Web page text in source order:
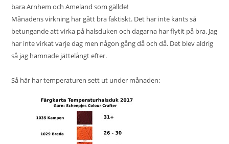
bara Arnhem och Ameland som gällde!
Månadens virkning har gått bra faktiskt. Det har inte känts så
betungande att virka på halsduken och dagarna har flytit på bra. Jag
har inte virkat varje dag men någon gång då och då. Det blev aldrig
så jag hamnade jättelångt efter.
Så här har temperaturen sett ut under månaden: